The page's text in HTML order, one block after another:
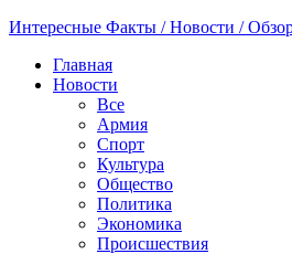
Интересные Факты / Новости /
Главная
Новости
Все
Армия
Спорт
Культура
Общество
Политика
Экономика
Происшествия